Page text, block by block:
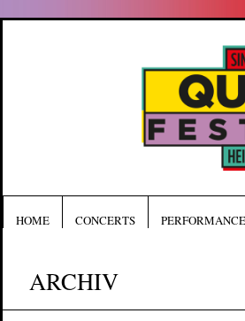
HOME CONCERTS PERFORMANCE
ARCHIV